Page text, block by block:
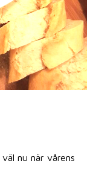
nu när vårens